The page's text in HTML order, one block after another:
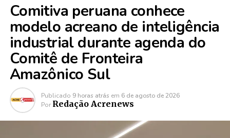
Comitiva peruana conhece
modelo acreano de inteligência
industrial durante agenda do
Comitê de Fronteira
Amazônico Sul
Publicado 9 horas atrás em 6 de agosto de 2026
Por Redação Acrenews